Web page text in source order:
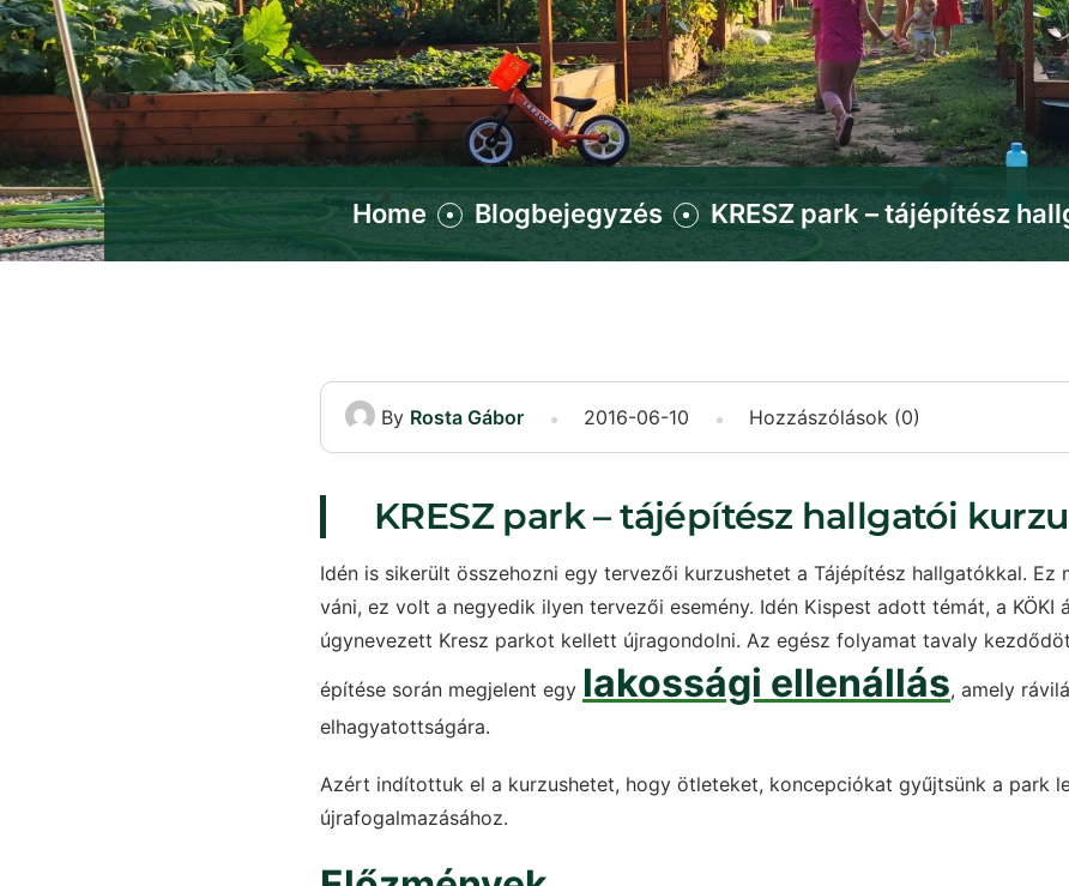
Home Blogbejegyzés KRESZ park – tájépítész
By Rosta Gábor 2016-06-10 Hozzászólások (0)
KRESZ park – tájépítész hallgatói
Idén is sikerült összehozni egy tervezői kurzushetet a Tájépítész hallgatókkal. Ez
váni, ez volt a negyedik ilyen tervezői esemény. Idén Kispest adott témát, a KÖKI
úgynevezett Kresz parkot kellett újragondolni. Az egész folyamat tavaly
építése során megjelent egy lakossági ellenállás, amely
elhagyatottságára.
Azért indítottuk el a kurzushetet, hogy ötleteket, koncepciókat gyűjtsünk a park
újrafogalmazásához.